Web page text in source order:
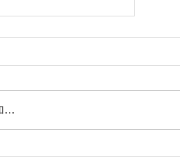
…